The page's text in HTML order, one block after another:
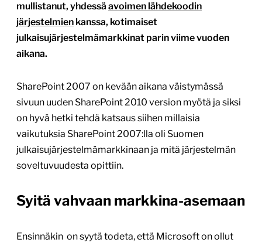
mullistanut, yhdessä avoimen lähdekoodin
järjestelmien kanssa, kotimaiset
julkaisujärjestelmämarkkinat parin viime vuoden
aikana.
SharePoint 2007 on kevään aikana väistymässä
sivuun uuden SharePoint 2010 version myötä ja siksi
on hyvä hetki tehdä katsaus siihen millaisia
vaikutuksia SharePoint 2007:lla oli Suomen
julkaisujärjestelmämarkkinaan ja mitä järjestelmän
soveltuvuudesta opittiin.
Syitä vahvaan markkina-asemaan
Ensinnäkin on syytä todeta, että Microsoft on ollut